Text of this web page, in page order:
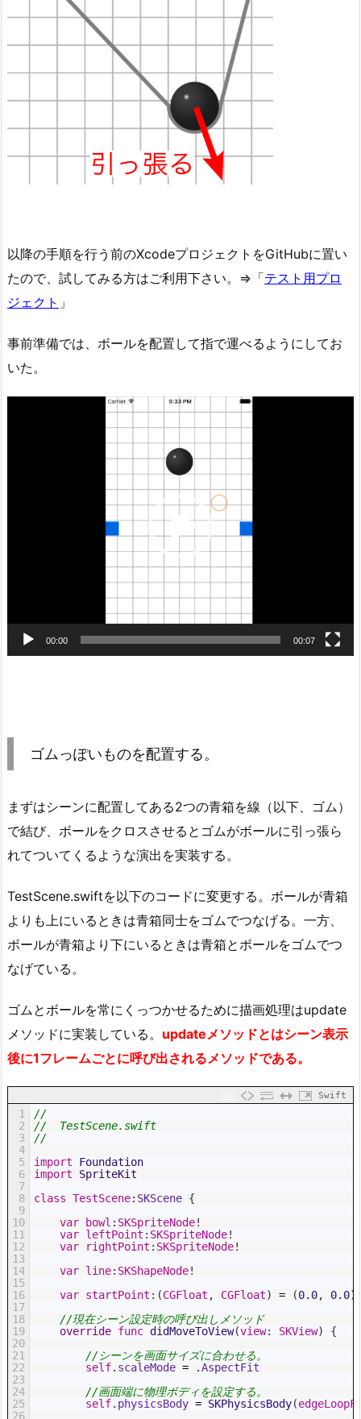
以降の手順を行う前のXcodeプロジェクトをGitHubに置い
たので、試してみる方はご利用下さい。⇒「テスト用プロ
ジェクト 」
事前準備では、ボールを配置して指で運べるようにしてお
いた。
00:00 00:07
ゴムっぽいものを配置する。
まずはシーンに配置してある2つの青箱を線（以下、ゴム）
で結び、ボールをクロスさせるとゴムがボールに引っ張ら
れてついてくるような演出を実装する。
TestScene.swiftを以下のコードに変更する。ボールが青箱
よりも上にいるときは青箱同士をゴムでつなげる。一方、
ボールが青箱より下にいるときは青箱とボールをゴムでつ
なげている。
ゴムとボールを常にくっつかせるために描画処理はupdate
メソッドに実装している。 updateメソッドとはシーン表示
後に1フレームごとに呼び出されるメソッドである。
Swift
1
2
3
4
5
6
7
8
9
10
11
12
13
14
15
16
17
18
19
20
21
22
23
24
25
26
//
//  TestScene.swift
//
import
Foundation
import
SpriteKit
class TestScene: SKScene {
var
bowl : SKSpriteNode!
var leftPoint : SKSpriteNode!
var
rightPoint : SKSpriteNode!
var line: SKShapeNode!
var startPoint : (CGFloat , CGFloat) = (0.0, 0.0)
//現在シーン設定時の呼び出しメソッド
override func didMoveToView(view: SKView)
{
//シーンを画面サイズに合わせる。
self. scaleMode = .AspectFit
//画面端に物理ボディを設定する。
self. physicsBody = SKPhysicsBody(